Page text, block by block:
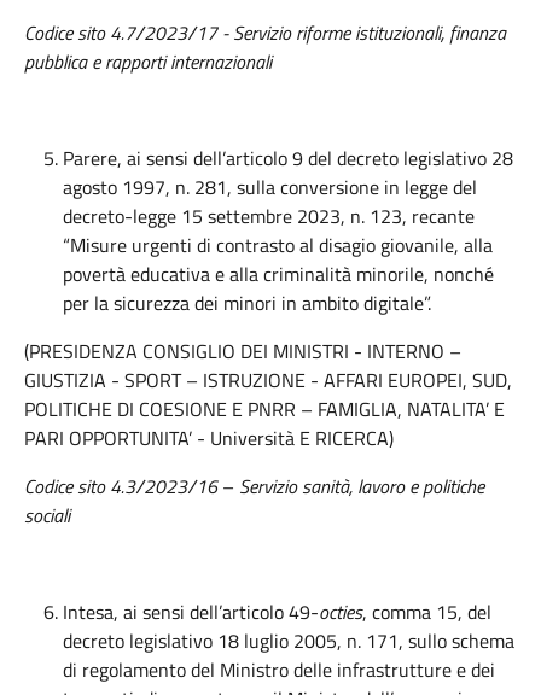
Codice sito 4.7/2023/17 - Servizio riforme istituzionali, finanza
pubblica e rapporti internazionali
Parere, ai sensi dell’articolo 9 del decreto legislativo 28
agosto 1997, n. 281, sulla conversione in legge del
decreto-legge 15 settembre 2023, n. 123, recante
“Misure urgenti di contrasto al disagio giovanile, alla
povertà educativa e alla criminalità minorile, nonché
per la sicurezza dei minori in ambito digitale”.
(PRESIDENZA CONSIGLIO DEI MINISTRI - INTERNO –
GIUSTIZIA - SPORT – ISTRUZIONE - AFFARI EUROPEI, SUD,
POLITICHE DI COESIONE E PNRR – FAMIGLIA, NATALITA’ E
PARI OPPORTUNITA’ - Università E RICERCA)
Codice sito 4.3/2023/16– Servizio sanità, lavoro e politiche
sociali
Intesa, ai sensi dell’articolo 49-octies, comma 15, del
decreto legislativo 18 luglio 2005, n. 171, sullo schema
di regolamento del Ministro delle infrastrutture e dei